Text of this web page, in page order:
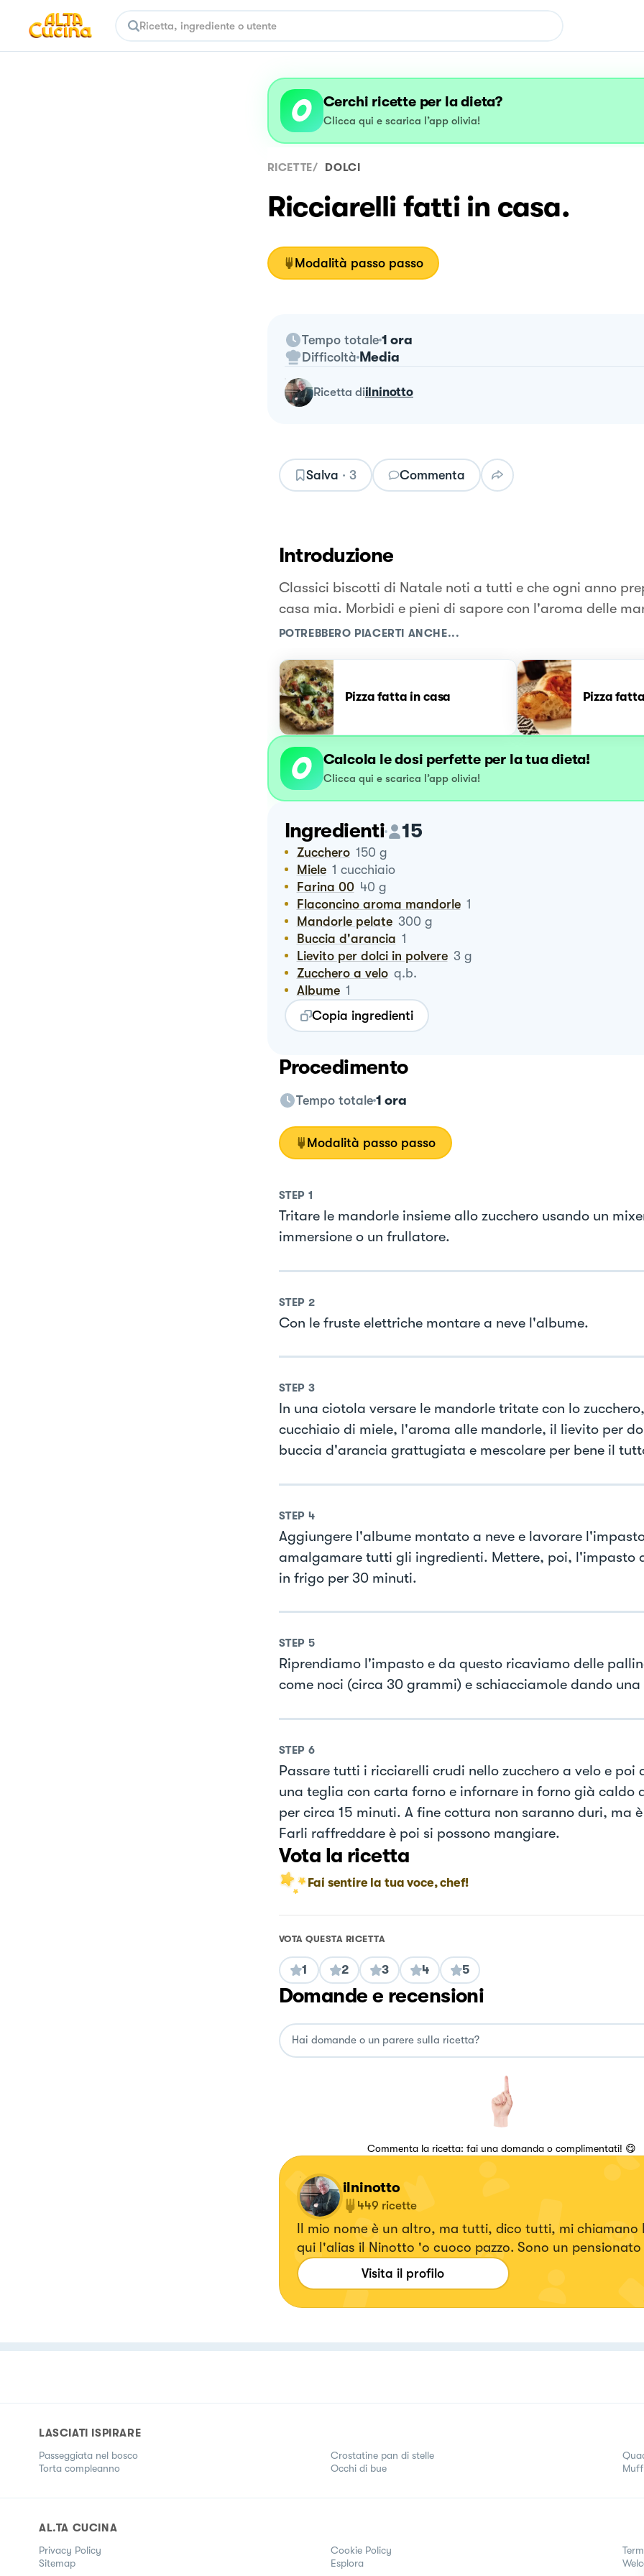
Cerchi ricette per la dieta?
Clicca qui e scarica l’app olivia!
RICETTE/ DOLCI
Ricciarelli fatti in casa.
Modalità passo passo
Tempo totale 1 ora
Difficoltà Media
ricetta diilninotto
Salva · 3 Commenta
Introduzione
Classici biscotti di Natale noti a tutti e che ogni anno
casa mia. Morbidi e pieni di sapore con l'aroma delle
POTREBBERO PIACERTI ANCHE...
Pizza fatta in casa Pizza
Calcola le dosi perfette per la tua dieta!
Clicca qui e scarica l’app olivia!
Ingredienti 15
Zucchero 150 g
Miele 1 cucchiaio
Farina 00 40 g
Flaconcino aroma mandorle 1
Mandorle pelate 300 g
Buccia d'arancia 1
Lievito per dolci in polvere 3 g
Zucchero a velo q.b.
Albume 1
Copia ingredienti
Procedimento
Tempo totale 1 ora
Modalità passo passo
STEP 1
Tritare le mandorle insieme allo zucchero usando un
immersione o un frullatore.
STEP 2
Con le fruste elettriche montare a neve l'albume.
STEP 3
In una ciotola versare le mandorle tritate con lo
cucchiaio di miele, l'aroma alle mandorle, il lievito per
buccia d'arancia grattugiata e mescolare per bene il
STEP 4
Aggiungere l'albume montato a neve e lavorare
amalgamare tutti gli ingredienti. Mettere, poi, l'impasto
in frigo per 30 minuti.
STEP 5
Riprendiamo l'impasto e da questo ricaviamo delle
come noci (circa 30 grammi) e schiacciamole dando
STEP 6
Passare tutti i ricciarelli crudi nello zucchero a velo e poi
una teglia con carta forno e infornare in forno già caldo
per circa 15 minuti. A fine cottura non saranno duri, ma
Farli raffreddare è poi si possono mangiare.
Vota la ricetta
Fai sentire la tua voce, chef!
VOTA QUESTA RICETTA
1 2 3 4 5
Domande e recensioni
Commenta la ricetta: fai una domanda o complimentati! 😋
ilninotto
449 ricette
Il mio nome è un altro, ma tutti, dico tutti, mi chiamano
qui l'alias il Ninotto 'o cuoco pazzo. Sono un
dilettarsi in cucina con ricette classiche e quasi sempre
tradizione campana, ma che ama soprattutto mangiare
buone. Ho tre vizietti culinari: amo contaminare e
sempre il salato e tra primi e secondi piatti amo i primi e
Visita il profilo
LASCIATI ISPIRARE
Passeggiata nel bosco
Torta compleanno
Crostatine pan di stelle
Occhi di bue
AL.TA CUCINA
Privacy Policy Cookie Policy
Sitemap
Esplora